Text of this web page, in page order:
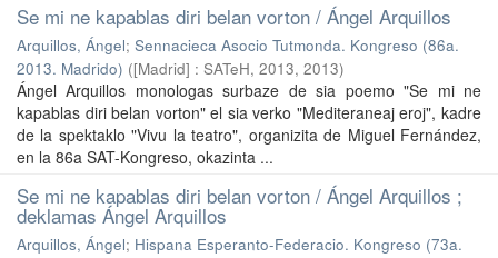
Se mi ne kapablas diri belan vorton / Ángel Arquillos
Arquillos, Ángel; Sennacieca Asocio Tutmonda. Kongreso (86a.
2013. Madrido) ([Madrid] : SATeH, 2013, 2013)
Ángel Arquillos monologas surbaze de sia poemo "Se mi ne
kapablas diri belan vorton" el sia verko "Mediteraneaj eroj", kadre
de la spektaklo "Vivu la teatro", organizita de Miguel Fernández,
en la 86a SAT-Kongreso, okazinta ...
Se mi ne kapablas diri belan vorton / Ángel Arquillos ;
deklamas Ángel Arquillos
Arquillos, Ángel; Hispana Esperanto-Federacio. Kongreso (73a.